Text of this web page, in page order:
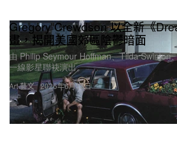
Art 藝文
Gregory Crewdson 以全新《
畫，揭開美國郊區陰鬱暗面
由 Philip Seymour Hoffman、Tilda Swinton
一線影星聯袂演出。
2026年6月13日